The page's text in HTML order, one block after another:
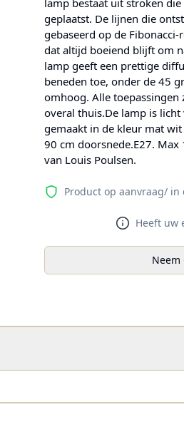
lamp bestaat uit stroken
geplaatst. De lijnen die
gebaseerd op de
dat altijd boeiend blijft om
lamp geeft een prettige
beneden toe, onder de 45
omhoog. Alle toepassingen
overal thuis.De lamp is
gemaakt in de kleur mat
90 cm doorsnede.E27. Max
van Louis Poulsen.
Product op aanvraag/ in
Heeft uw
Neem